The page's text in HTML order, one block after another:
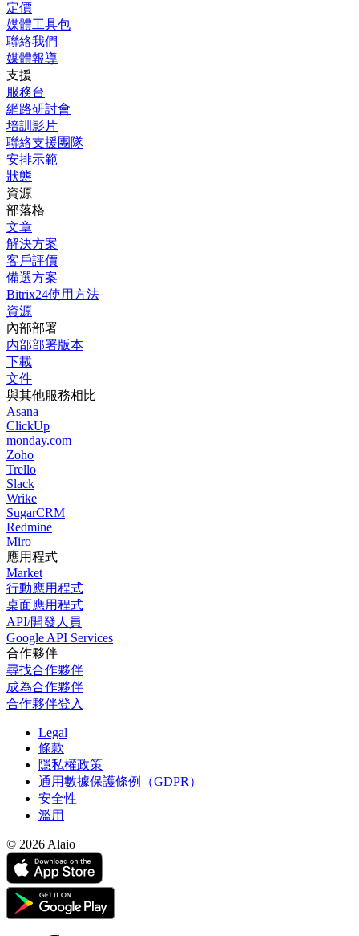
定價
媒體工具包
聯絡我們
媒體報導
支援
服務台
網路研討會
培訓影片
聯絡支援團隊
安排示範
狀態
資源
部落格
文章
解決方案
客戶評價
備選方案
Bitrix24使用方法
資源
內部部署
内部部署版本
下載
文件
與其他服務相比
Asana
ClickUp
monday.com
Zoho
Trello
Slack
Wrike
SugarCRM
Redmine
Miro
應用程式
Market
行動應用程式
桌面應用程式
API/開發人員
Google API Services
合作夥伴
尋找合作夥伴
成為合作夥伴
合作夥伴登入
Legal
條款
隱私權政策
通用數據保護條例（GDPR）
安全性
濫用
© 2026 Alaio